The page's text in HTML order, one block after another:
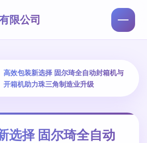
限公司
高效包装新选择 固尔琦全自动封箱机与
开箱机助力珠三角制造业升级
选择 固尔琦全自动